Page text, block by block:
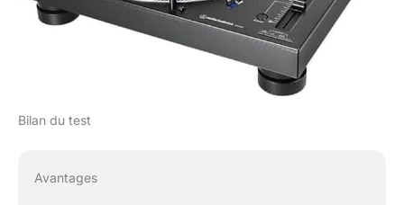
Bilan du test
Avantages